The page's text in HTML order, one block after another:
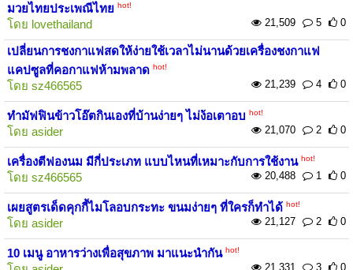
มวยไทยประเพณีไทย hot!
โดย lovethailand 21,509 5 0
เปลี่ยนการชงกาแฟสดให้ง่ายใช้เวลาไม่นานด้วยเครื่องชงกาแฟ
แคปซูลที่คอกาแฟห้ามพลาด hot!
โดย sz466565 21,239 4 0
ทำมัฟฟินข้าวโอ๊ตกินเองที่บ้านง่ายๆ ไม่ง้อเตาอบ hot!
โดย asider 21,070 2 0
เครื่องตีฟองนม มีกี่ประเภท แบบไหนที่เหมาะกับการใช้งาน hot!
โดย sz466565 20,488 1 0
เผยสูตรเด็ดคุกกี้ไมโลอบกระทะ ขนมง่ายๆ ที่ใครก็ทำได้ hot!
โดย asider 21,127 2 0
10 เมนู อาหารว่างเพื่อสุขภาพ มาแนะนำกัน hot!
21,331 3 0